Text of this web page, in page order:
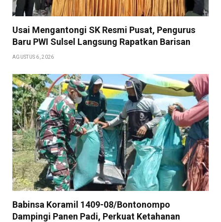
Usai Mengantongi SK Resmi Pusat, Pengurus
Baru PWI Sulsel Langsung Rapatkan Barisan
AGUSTUS 6, 2026
Babinsa Koramil 1409-08/Bontonompo
Dampingi Panen Padi, Perkuat Ketahanan